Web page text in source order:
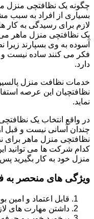
چگونه یک نظافتچی منزل
بسیاری از افراد به سبب
لازم برای رسیدگی به کار
یک نظافتچی منزل ماهر می
آسوده به وی بسپارند
فکر می کنند ساده نیست و
دارد.
خدمات نظافت منزل
نظافتچیان این عرصه
نماید.
در واقع انتخاب یک
چندان آسانی نیست و قبل
نظافتچی منزل ماهر برای
کدام شرکت ها می توانید
منزل خود به کار بگیرید پس
ویژگی های منحصر به
قابل اعتماد و امین
داشتن مهارت های